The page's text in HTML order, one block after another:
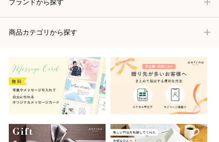
ブランドから探す
商品カテゴリから探す